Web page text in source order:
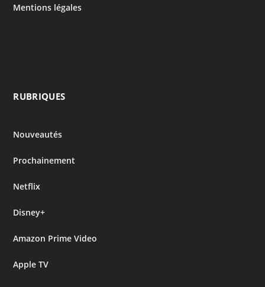
Mentions légales
RUBRIQUES
Nouveautés
Prochainement
Netflix
Disney+
Amazon Prime Video
Apple TV